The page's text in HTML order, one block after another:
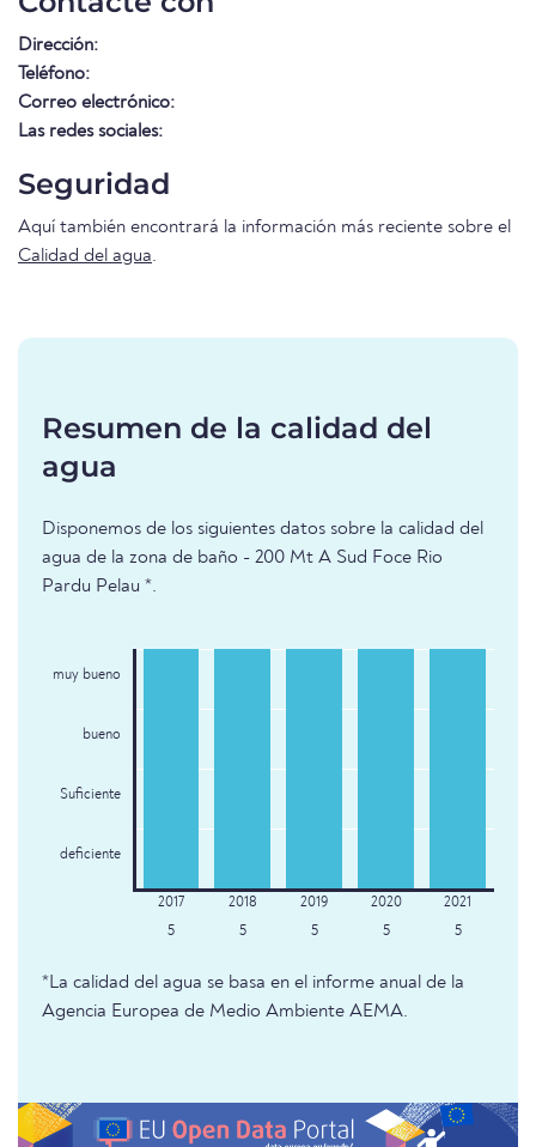
Dirección:
Teléfono:
Correo electrónico:
Las redes sociales:
Seguridad
Aquí también encontrará la información más reciente sobre el
Calidad del agua.
Resumen de la calidad del
agua
Disponemos de los siguientes datos sobre la calidad del
agua de la zona de baño - 200 Mt A Sud Foce Rio
Pardu Pelau *.
muy bueno
bueno
Suficiente
deficiente
5 5 5 5 5
*La calidad del agua se basa en el informe anual de la
Agencia Europea de Medio Ambiente AEMA.